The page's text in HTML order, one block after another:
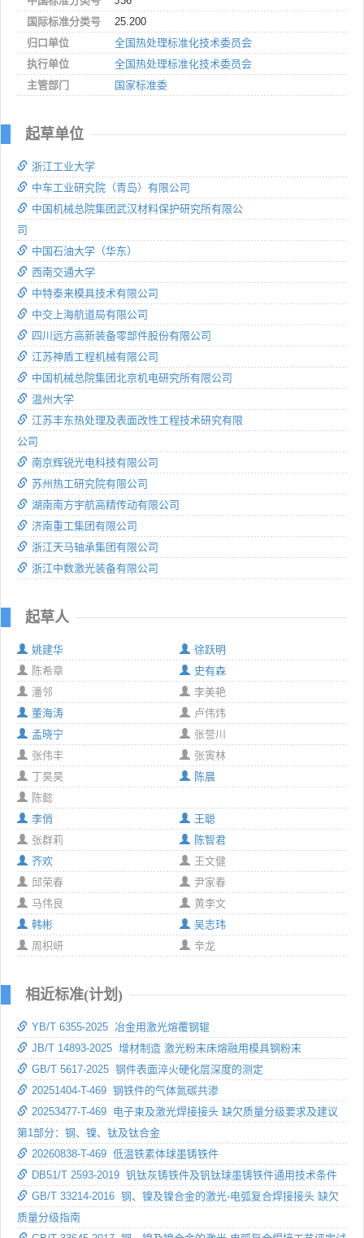
国际标准分类号
25.200
归口单位
全国热处理标准化技术委员会
执行单位
全国热处理标准化技术委员会
主管部门
国家标准委
起草单位
浙江工业大学
中车工业研究院（青岛）有限公司
中国机械总院集团武汉材料保护研究所有限公
司
中国石油大学（华东）
西南交通大学
中特泰来模具技术有限公司
中交上海航道局有限公司
四川远方高新装备零部件股份有限公司
江苏神盾工程机械有限公司
中国机械总院集团北京机电研究所有限公司
温州大学
江苏丰东热处理及表面改性工程技术研究有限
公司
南京辉锐光电科技有限公司
苏州热工研究院有限公司
湖南南方宇航高精传动有限公司
济南重工集团有限公司
浙江天马轴承集团有限公司
浙江中数激光装备有限公司
起草人
姚建华
徐跃明
陈希章
史有森
潘邻
李美艳
董海涛
卢伟炜
孟晓宁
张誉川
张伟丰
张寅林
丁昊昊
陈晨
陈懿
李俏
王聪
张群莉
陈智君
齐欢
王文健
邱荣春
尹家春
马伟良
黄李文
韩彬
吴志玮
周枳岍
辛龙
相近标准(计划)
YB/T 6355-2025 冶金用激光熔覆钢辊
JB/T 14893-2025 增材制造 激光粉末床熔融用模具钢粉末
GB/T 5617-2025 钢件表面淬火硬化层深度的测定
20251404-T-469 钢铁件的气体氮碳共渗
20253477-T-469 电子束及激光焊接接头 缺欠质量分级要求及建议
第1部分：钢、镍、钛及钛合金
20260838-T-469 低温铁素体球墨铸铁件
DB51/T 2593-2019 钒钛灰铸铁件及钒钛球墨铸铁件通用技术条件
GB/T 33214-2016 钢、镍及镍合金的激光-电弧复合焊接接头 缺欠
质量分级指南